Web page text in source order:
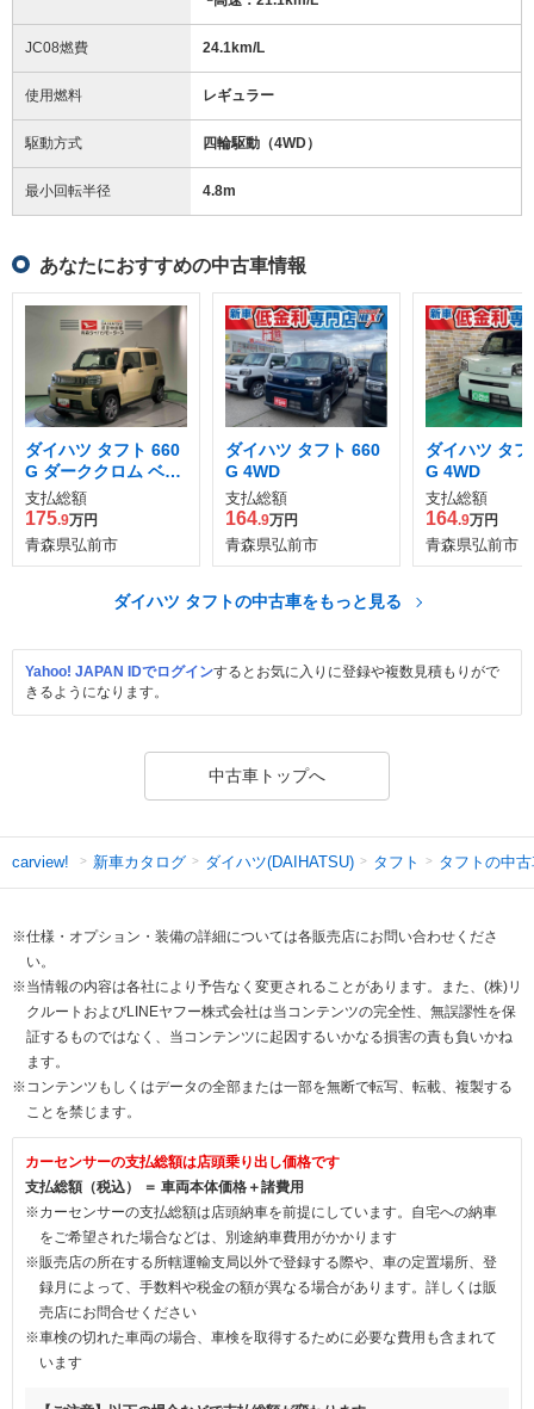
JC08燃費 24.1km/L
使用燃料 レギュラー
駆動方式 四輪駆動（4WD）
最小回転半径 4.8m
あなたにおすすめの中古車情報
ダイハツ タフト 660
G ダーククロム ベン
チャー 4WD
支払総額
175.9万円
青森県弘前市
ダイハツ タフト 660
G 4WD
支払総額
164.9万円
青森県弘前市
ダイハツ タ
G 4WD
支払総額
164.9万円
青森県弘前市
ダイハツ タフトの中古車をもっと見る
Yahoo! JAPAN IDでログインするとお気に入りに登録や複数見積もりがで
きるようになります。
中古車トップへ
carview! 新車カタログ ダイハツ(DAIHATSU) タフト タフトの中
※仕様・オプション・装備の詳細については各販売店にお問い合わせくださ
い。
※当情報の内容は各社により予告なく変更されることがあります。また、(株)リ
クルートおよびLINEヤフー株式会社は当コンテンツの完全性、無誤謬性を保
証するものではなく、当コンテンツに起因するいかなる損害の責も負いかね
ます。
※コンテンツもしくはデータの全部または一部を無断で転写、転載、複製する
ことを禁じます。
カーセンサーの支払総額は店頭乗り出し価格です
支払総額（税込） ＝ 車両本体価格＋諸費用
※カーセンサーの支払総額は店頭納車を前提にしています。自宅への納車
をご希望された場合などは、別途納車費用がかかります
※販売店の所在する所轄運輸支局以外で登録する際や、車の定置場所、登
録月によって、手数料や税金の額が異なる場合があります。詳しくは販
売店にお問合せください
※車検の切れた車両の場合、車検を取得するために必要な費用も含まれて
います